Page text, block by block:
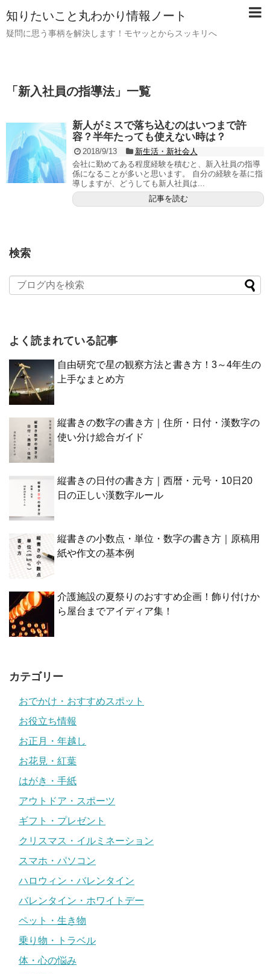
知りたいこと丸わかり情報ノート
疑問に思う事柄を解決します！モヤッとからスッキリへ
「 新入社員の指導法」 一覧
新人がミスで落ち込むのはいつまで許
容？半年たっても使えない時は？
2018/9/13
新生活・新社会人
会社に勤めてある程度経験を積むと、新入社員の指導
係になることが多いと思います。 自分の経験を基に指
導しますが、どうしても新人社員は...
記事を読む
検索
よく読まれている記事
自由研究で星の観察方法と書き方！3～4年生の
上手なまとめ方
縦書きの数字の書き方｜住所・日付・漢数字の
使い分け総合ガイド
縦書きの日付の書き方｜西暦・元号・10日20
日の正しい漢数字ルール
縦書きの小数点・単位・数字の書き方｜原稿用
紙や作文の基本例
介護施設の夏祭りのおすすめ企画！飾り付けか
ら屋台までアイディア集！
カテゴリー
おでかけ・おすすめスポット
お役立ち情報
お正月・年越し
お花見・紅葉
はがき・手紙
アウトドア・スポーツ
ギフト・プレゼント
クリスマス・イルミネーション
スマホ・パソコン
ハロウィン・バレンタイン
バレンタイン・ホワイトデー
ペット・生き物
乗り物・トラベル
体・心の悩み